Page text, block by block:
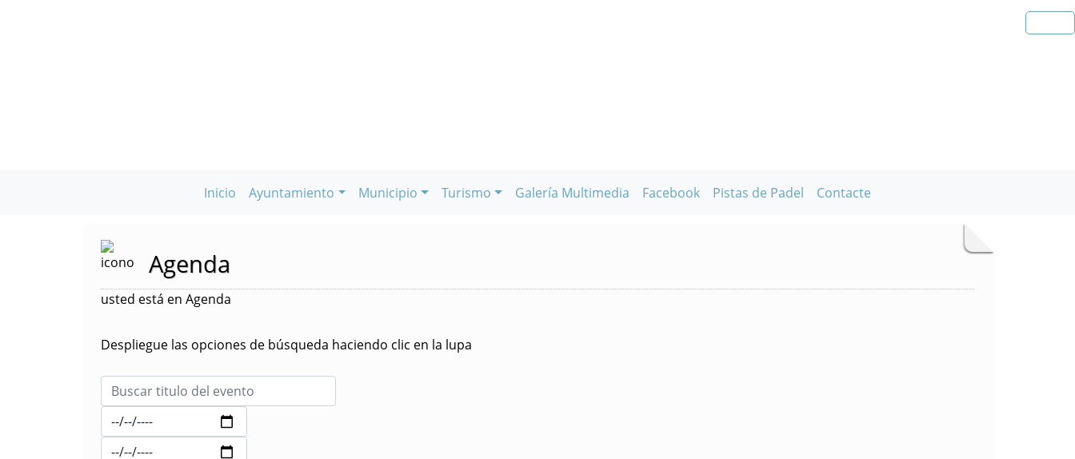
Inicio Ayuntamiento Municipio Turismo Galería Multimedia Facebook Pistas de Padel Contacte
Agenda
usted está en Agenda
Despliegue las opciones de búsqueda haciendo clic en la lupa